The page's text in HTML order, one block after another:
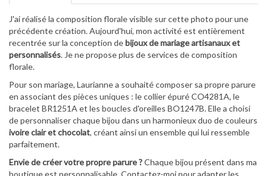
J'ai réalisé la composition florale visible sur cette photo pour une
précédente création. Aujourd'hui, mon activité est entièrement
recentrée sur la conception debijoux de mariage artisanaux et
personnalisés. Je ne propose plus de services de composition
florale.
Pour son mariage, Laurianne a souhaité composer sa propre parure
en associant des pièces uniques : le collier épuré CO4281A, le
bracelet BR1251A et les boucles d'oreilles BO1247B. Elle a choisi
de personnaliser chaque bijou dans un harmonieux duo de couleurs
ivoire clair et chocolat, créant ainsi un ensemble qui lui ressemble
parfaitement.
Envie de créer votre propre parure ?Chaque bijou présent dans ma
boutique est personnalisable. Contactez-moi pour adapter les